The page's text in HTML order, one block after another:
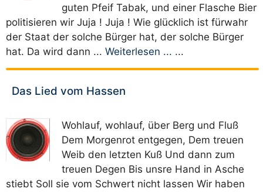
guten Pfeif Tabak, und einer Flasche Bier
politisieren wir Juja ! Juja ! Wie glücklich ist fürwahr
der Staat der solche Bürger hat, der solche Bürger
hat. Da wird dann ... Weiterlesen ... ...
Das Lied vom Hassen
Wohlauf, wohlauf, über Berg und Fluß
Dem Morgenrot entgegen, Dem treuen
Weib den letzten Kuß Und dann zum
treuen Degen Bis unsre Hand in Asche
stiebt Soll sie vom Schwert nicht lassen Wir haben